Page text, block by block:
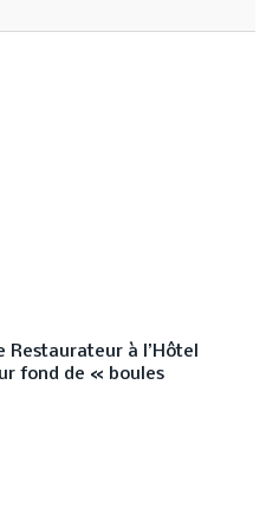
à l’Hôtel
fond de « boules